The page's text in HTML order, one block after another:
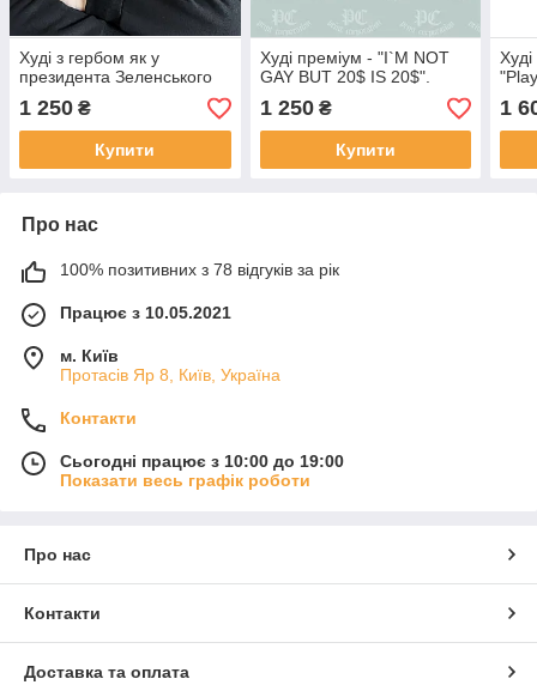
Худі з гербом як у
президента Зеленського
1 250 ₴
Купити
Худі преміум - "I`M NOT
GAY BUT 20$ IS 20$".
1 250₴
Купити
1
Про нас
100% позитивних з 78 відгуків за рік
Працює з 10.05.2021
м. Київ
Протасів Яр 8, Київ, Україна
Контакти
Сьогодні працює з 10:00 до 19:00
Показати весь графік роботи
Про нас
Контакти
Доставка та оплата